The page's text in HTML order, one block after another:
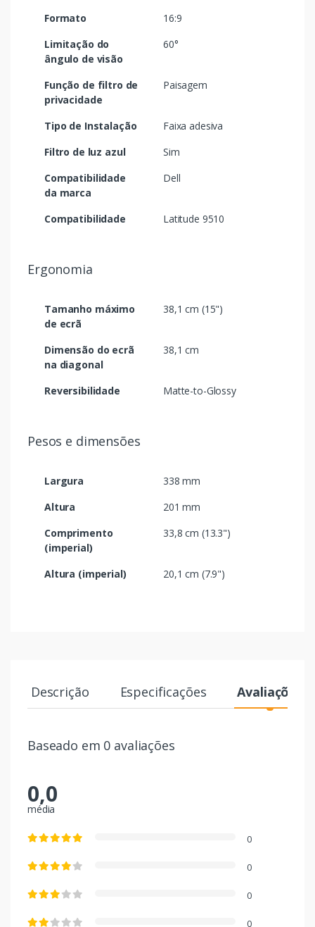
Formato
16:9
Limitação do
ângulo de visão
60°
Função de filtro de
privacidade
Paisagem
Tipo de Instalação
Faixa adesiva
Filtro de luz azul
Sim
Compatibilidade
da marca
Dell
Compatibilidade Latitude 9510
Ergonomia
Tamanho máximo
de ecrã
38,1 cm (15")
Dimensão do ecrã
na diagonal
38,1 cm
Reversibilidade Matte-to-Glossy
Pesos e dimensões
Largura
338 mm
Altura
201 mm
Comprimento
(imperial)
33,8 cm (13.3")
Altura (imperial) 20,1 cm (7.9")
Descrição Especificações Avaliações
Baseado em 0 avaliações
0,0
média
0
0
0
0